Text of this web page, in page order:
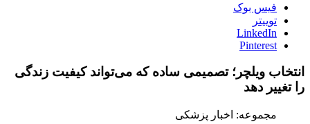
فیس بوک
توییتر
LinkedIn
Pinterest
انتخاب ویلچر؛ تصمیمی ساده که می‌تواند کیفیت زندگی
را تغییر دهد
مجموعه: اخبار پزشکی